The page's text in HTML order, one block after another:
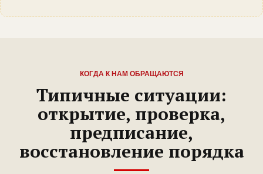
КОГДА К НАМ ОБРАЩАЮТСЯ
Типичные ситуации:
открытие, проверка,
предписание,
восстановление порядка